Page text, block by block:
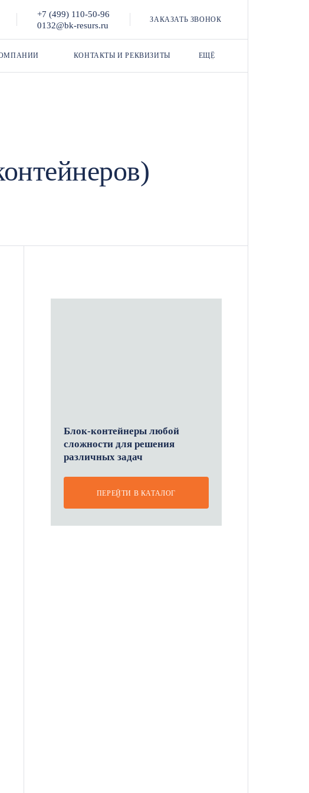
+7 (499) 110-50-96
0132@bk-resurs.ru
ЗАКАЗАТЬ ЗВОНОК
КОНТАКТЫ И РЕКВИЗИТЫ ЕЩЁ
Блок-контейнеры любой
сложности для решения
различных задач
ПЕРЕЙТИ В КАТАЛОГ